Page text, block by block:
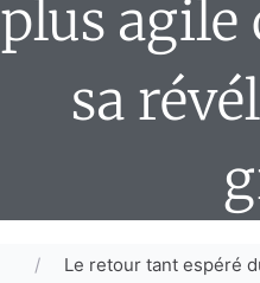
plus agile
sa
/
Le retour tant espéré